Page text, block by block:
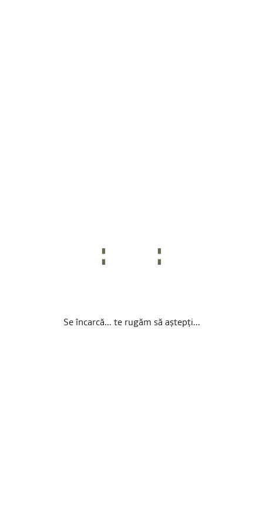
Se încarcă... te rugăm să aștepți...